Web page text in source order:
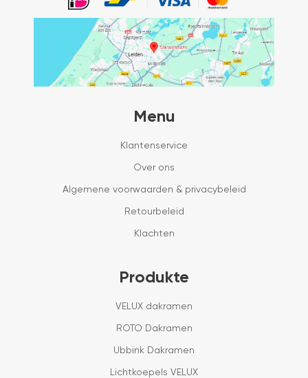
Menu
Klantenservice
Over ons
Algemene voorwaarden & privacybeleid
Retourbeleid
Klachten
Produkte
VELUX dakramen
ROTO Dakramen
Ubbink Dakramen
Lichtkoepels VELUX